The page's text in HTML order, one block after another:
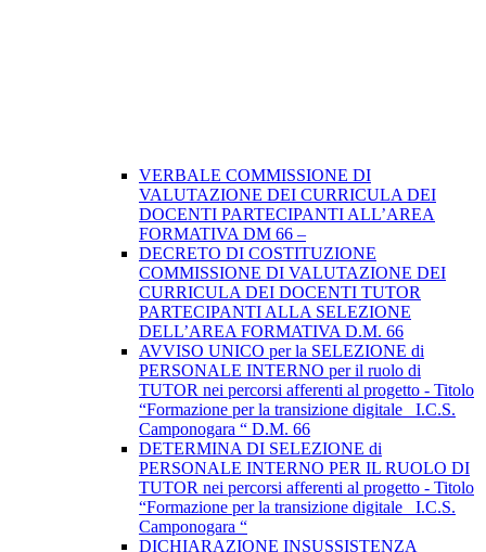
VERBALE COMMISSIONE DI
VALUTAZIONE DEI CURRICULA DEI
DOCENTI PARTECIPANTI ALL’AREA
FORMATIVA DM 66 –
DECRETO DI COSTITUZIONE
COMMISSIONE DI VALUTAZIONE DEI
CURRICULA DEI DOCENTI TUTOR
PARTECIPANTI ALLA SELEZIONE
DELL’AREA FORMATIVA D.M. 66
AVVISO UNICO per la SELEZIONE di
PERSONALE INTERNO per il ruolo di
TUTOR nei percorsi afferenti al progetto - Titolo
“Formazione per la transizione digitale _I.C.S.
Camponogara “ D.M. 66
DETERMINA DI SELEZIONE di
PERSONALE INTERNO PER IL RUOLO DI
TUTOR nei percorsi afferenti al progetto - Titolo
“Formazione per la transizione digitale _I.C.S.
Camponogara “
DICHIARAZIONE INSUSSISTENZA